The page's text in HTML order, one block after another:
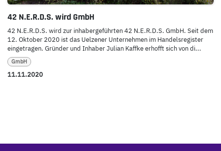
42 N.E.R.D.S. wird GmbH
42 N.E.R.D.S. wird zur inhabergeführten 42 N.E.R.D.S. GmbH. Seit dem
12. Oktober 2020 ist das Uelzener Unternehmen im Handelsregister
eingetragen. Gründer und Inhaber Julian Kaffke erhofft sich von di...
GmbH
11.11.2020